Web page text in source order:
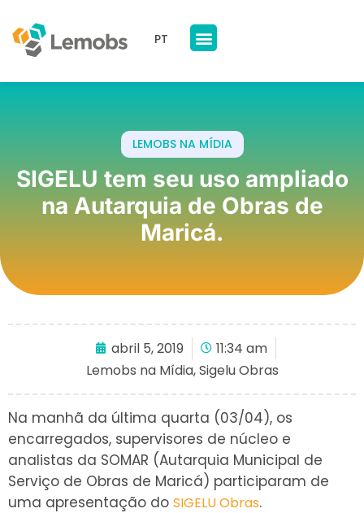
PT
LEMOBS NA MÍDIA
SIGELU tem seu uso ampliado
na Autarquia de Obras de
Maricá.
abril 5, 2019
11:34 am
Lemobs na Mídia,Sigelu Obras
Na manhã da última quarta (03/04), os
encarregados, supervisores de núcleo e
analistas da SOMAR (Autarquia Municipal de
Serviço de Obras de Maricá) participaram de
uma apresentação do SIGELU Obras.